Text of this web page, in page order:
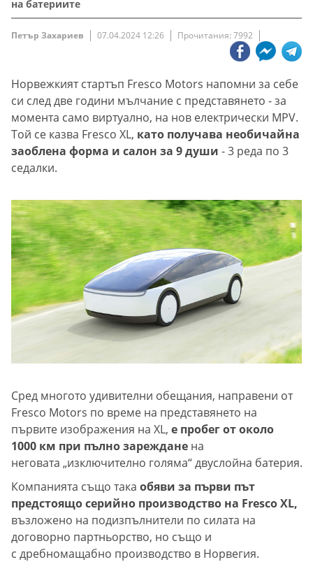
на батериите
Петър Захариев 07.04.2024 12:26 Прочитания: 7992
Норвежкият стартъп Fresco Motors напомни за себе
си след две години мълчание с представянето - за
момента само виртуално, на нов електрически MPV.
Той се казва Fresco XL, като получава необичайна
заоблена форма и салон за 9 души - 3 реда по 3
седалки.
Сред многото удивителни обещания, направени от
Fresco Motors по време на представянето на
първите изображения на XL, е пробег от около
1000 км при пълно зареждане на
неговата „изключително голяма“ двуслойна батерия.
Компанията също така обяви за първи път
предстоящо серийно производство на Fresco XL,
възложено на подизпълнители по силата на
договорно партньорство, но също и
с дребномащабно производство в Норвегия.